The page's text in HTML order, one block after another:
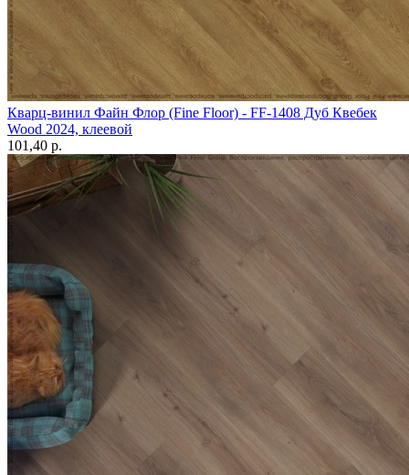
Кварц-винил Файн Флор (Fine Floor) - FF-1408 Дуб Квебек
Wood 2024, клеевой
101,40 p.